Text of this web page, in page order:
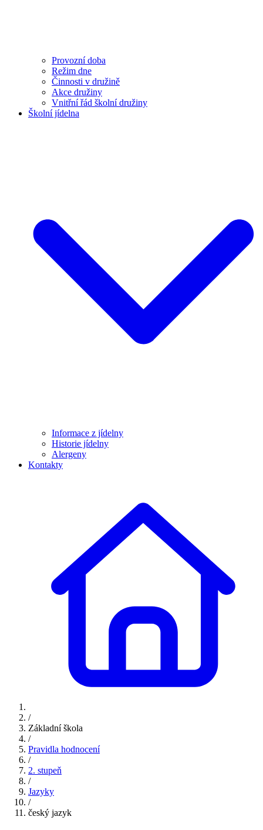
Provozní doba
Režim dne
Činnosti v družině
Akce družiny
Vnitřní řád školní družiny
Školní jídelna
Informace z jídelny
Historie jídelny
Alergeny
Kontakty
/
Základní škola
/
Pravidla hodnocení
/
2. stupeň
/
Jazyky
/
český jazyk